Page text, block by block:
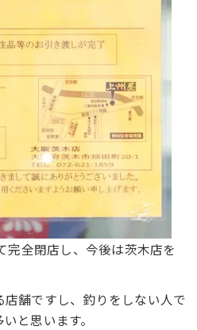
完全閉店し、今後は茨木店を
舗ですし、釣りをしない人で
と思います。